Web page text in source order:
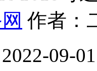
作者：
09-01